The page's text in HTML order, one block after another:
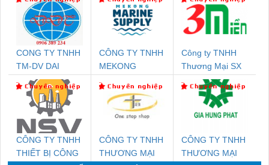
CONG TY TNHH
TM-DV DAI
DONG THANH
CÔNG TY TNHH
MEKONG
SUPPLY
Công ty TNHH
Thương Mại SX
Ba Miền
CÔNG TY TNHH
THIẾT BỊ CÔNG
CÔNG TY TNHH
THƯƠNG MẠI
CÔNG TY TNHH
THƯƠNG MẠI